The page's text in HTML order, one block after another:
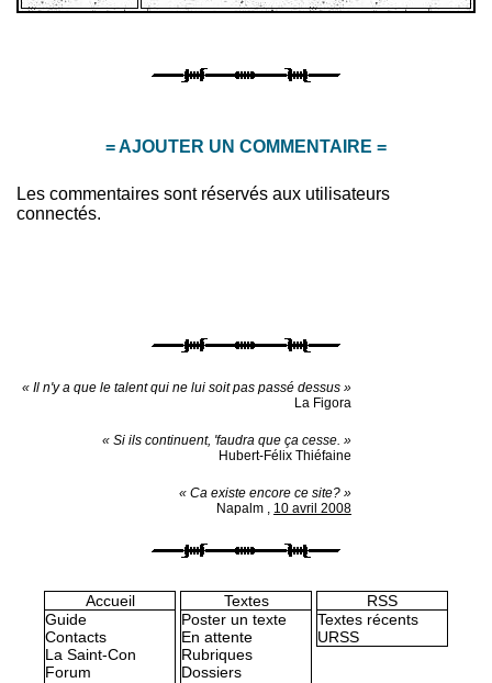
= AJOUTER UN COMMENTAIRE =
Les commentaires sont réservés aux utilisateurs
connectés.
« Il n'y a que le talent qui ne lui soit pas passé dessus »
La Figora
« Si ils continuent, 'faudra que ça cesse. »
Hubert-Félix Thiéfaine
« Ca existe encore ce site? »
Napalm , 10 avril 2008
Accueil
Guide
Contacts
La Saint-Con
Forum
Textes
Poster un texte
En attente
Rubriques
Dossiers
RSS
Textes récents
URSS